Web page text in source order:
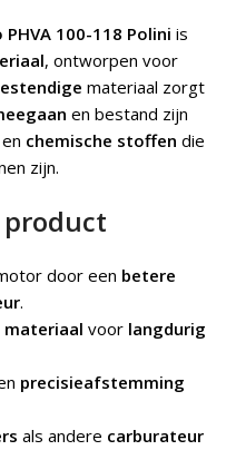
100-118 Polini is
, ontworpen voor
materiaal zorgt
en bestand zijn
en chemische stoffen die
zijn.
door een betere
.
materiaal voor langdurig
precisieafstemming
als andere carburateur